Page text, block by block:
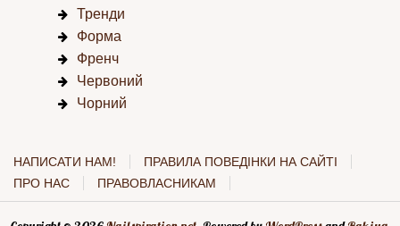
Тренди
Форма
Френч
Червоний
Чорний
НАПИСАТИ НАМ!
ПРАВИЛА ПОВЕДІНКИ НА САЙТІ
ПРО НАС
ПРАВОВЛАСНИКАМ